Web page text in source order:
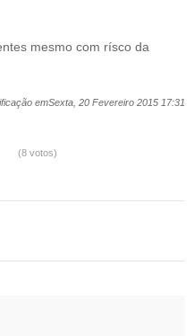
mesmo com rísco da
emSexta, 20 Fevereiro 2015 17:31
(8 votos)